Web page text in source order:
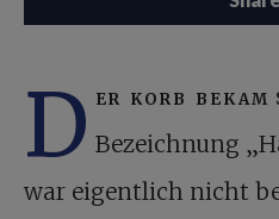
D er korb bekam
Bezeichnung
war eigentlich nicht